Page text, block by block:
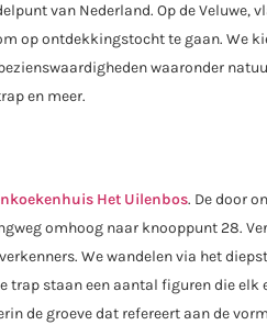
van Nederland. Op de Veluwe,
op ontdekkingstocht te gaan. We
waaronder
en meer.
Het Uilenbos. De door
omhoog naar knooppunt 28.
We wandelen via het
staan een aantal figuren die elk
de groeve dat refereert aan de